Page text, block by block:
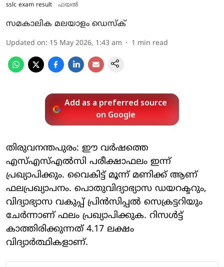
sslc exam result ഫയല്‍
സമകാലിക മലയാളം ഡെസ്ക്
Updated on: 15 May 2026, 1:43 am 1 min read
Add as a preferred source
on Google
തിരുവനന്തപുരം: ഈ വര്‍ഷത്തെ
എസ്എസ്എല്‍സി പരീക്ഷാഫലം ഇന്ന്
പ്രഖ്യാപിക്കും. വൈകിട്ട് മൂന്ന് മണിക്ക് ആണ്
ഫലപ്രഖ്യാപനം. പൊതുവിദ്യാഭ്യാസ ഡയറക്ടറും,
വിദ്യാഭ്യാസ വകുപ്പ് പ്രിന്‍സിപ്പല്‍ സെക്രട്ടറിയും
ചേര്‍ന്നാണ് ഫലം പ്രഖ്യാപിക്കുക. റിസൾട്ട്
കാത്തിരിക്കുന്നത് 4.17 ലക്ഷം
വിദ്യാർത്ഥികളാണ്.